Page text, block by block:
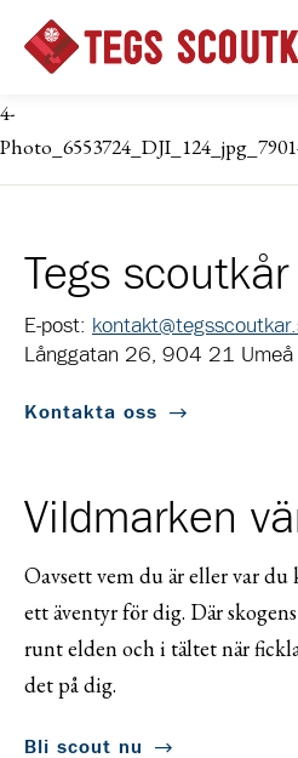
4-
Tegs scoutkår
E-post:
Långgatan 26, 904 21 Umeå
Kontakta oss
Vildmarken
Oavsett vem du är eller var
ett äventyr för dig. Där
runt elden och i tältet när
det på dig.
Bli scout nu